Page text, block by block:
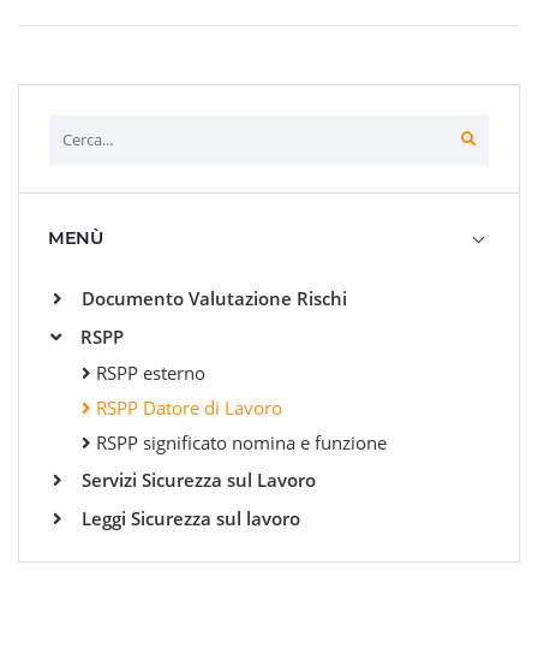
MENÙ
Documento Valutazione Rischi
RSPP
RSPP esterno
RSPP Datore di Lavoro
RSPP significato nomina e funzione
Servizi Sicurezza sul Lavoro
Leggi Sicurezza sul lavoro